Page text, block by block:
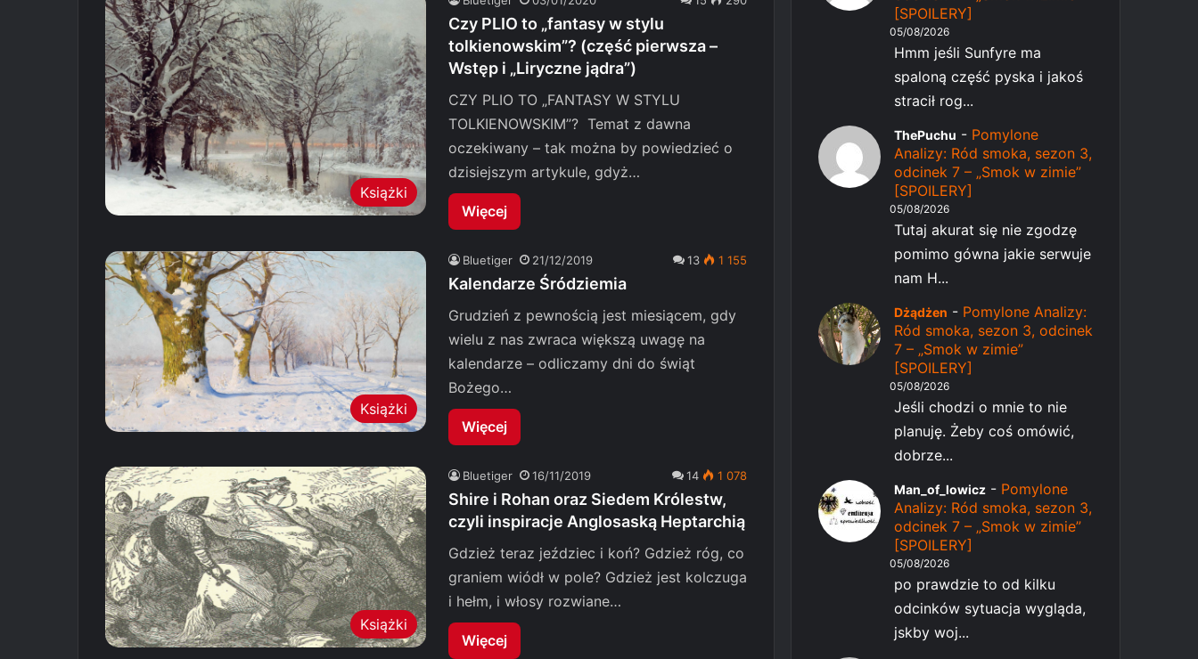
Książki
Czy PLIO to „fantasy w stylu
tolkienowskim”? (część pierwsza –
Wstęp i „Liryczne jądra”)
CZY PLIO TO „FANTASY W STYLU
TOLKIENOWSKIM”? Temat z dawna
oczekiwany – tak można by powiedzieć o
dzisiejszym artykule, gdyż…
Więcej
Książki
Bluetiger 21/12/2019 13 1 155
Kalendarze Śródziemia
Grudzień z pewnością jest miesiącem, gdy
wielu z nas zwraca większą uwagę na
kalendarze – odliczamy dni do świąt
Bożego…
Więcej
Książki
Bluetiger 16/11/2019 14 1 078
Shire i Rohan oraz Siedem Królestw,
czyli inspiracje Anglosaską Heptarchią
Gdzież teraz jeździec i koń? Gdzież róg, co
graniem wiódł w pole? Gdzież jest kolczuga
i hełm, i włosy rozwiane…
Więcej
[SPOILERY]
05/08/2026
Hmm jeśli Sunfyre ma
spaloną część pyska i jakoś
stracił rog...
ThePuchu - Pomylone
Analizy: Ród smoka, sezon 3,
odcinek 7 – „Smok w zimie”
[SPOILERY]
05/08/2026
Tutaj akurat się nie zgodzę
pomimo gówna jakie serwuje
nam H...
Dżądżen - Pomylone Analizy:
Ród smoka, sezon 3, odcinek
7 – „Smok w zimie”
[SPOILERY]
05/08/2026
Jeśli chodzi o mnie to nie
planuję. Żeby coś omówić,
dobrze...
Man_of_lowicz - Pomylone
Analizy: Ród smoka, sezon 3,
odcinek 7 – „Smok w zimie”
[SPOILERY]
05/08/2026
po prawdzie to od kilku
odcinków sytuacja wygląda,
jskby woj...